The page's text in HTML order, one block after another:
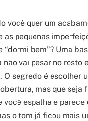
você quer um
as pequenas
“dormi bem”? Uma
não vai pesar no rosto
O segredo é escolher
mas que seja
você espalha e parece
o tom já ficou mais